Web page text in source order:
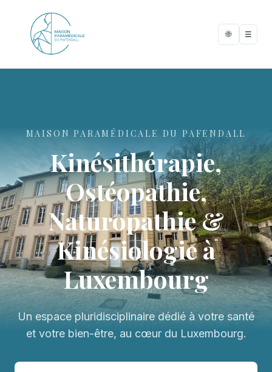
🌐 ☰
MAISON PARAMÉDICALE DU PAFENDALL
Kinésithérapie,
Ostéopathie,
Naturopathie &
Kinésiologie à
Luxembourg
Un espace pluridisciplinaire dédié à votre santé
et votre bien-être, au cœur du Luxembourg.